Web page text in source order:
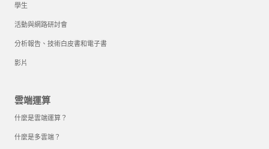
學生
活動與網路研討會
分析報告、技術白皮書和電子書
影片
雲端運算
什麼是雲端運算？
什麼是多雲端？